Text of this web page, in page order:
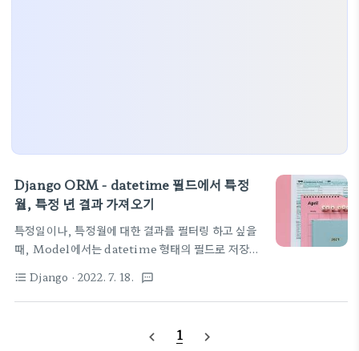
Django ORM - datetime 필드에서 특정
월, 특정 년 결과 가져오기
특정일이나, 특정월에 대한 결과를 필터링 하고 싶을
때, Model에서는 datetime 형태의 필드로 저장해
로 조사해야 되나 생각했는데, 다행히 __month,
__year, __day 이런 내장 키워드가 존재하고 있어
orderitem_list.filter(date_due__month=cur_month,
format_list_bulleted Django · 2022. 7. 18. textsms
navigate_before 1 navigate_next